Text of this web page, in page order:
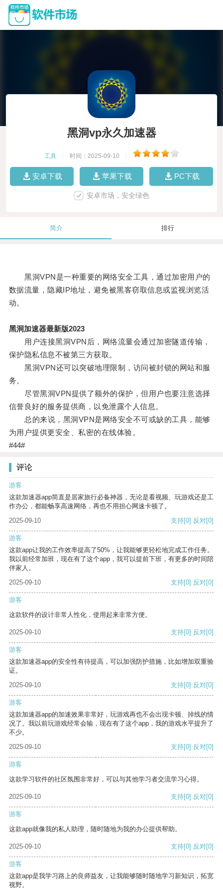
黑洞vp永久加速器
工具 时间：2025-09-10
安卓下载 苹果下载 PC下载
安卓市场，安全绿色
简介 排行
黑洞VPN是一种重要的网络安全工具，通过加密用户的
数据流量，隐藏IP地址，避免被黑客窃取信息或监视浏览活
动。
黑洞加速器最新版2023
用户连接黑洞VPN后，网络流量会通过加密隧道传输，
保护隐私信息不被第三方获取。
黑洞VPN还可以突破地理限制，访问被封锁的网站和服
务。
尽管黑洞VPN提供了额外的保护，但用户也要注意选择
信誉良好的服务提供商，以免泄露个人信息。
总的来说，黑洞VPN是网络安全不可或缺的工具，能够
为用户提供更安全、私密的在线体验。
#44#
评论
游客
这款加速器app简直是居家旅行必备神器，无论是看视频、玩游戏还是工
作办公，都能畅享高速网络，再也不用担心网速卡顿了。
2025-09-10
支持[0] 反对[0]
游客
这款app让我的工作效率提高了50%，让我能够更轻松地完成工作任务。
我以前经常加班，现在有了这个app，我可以提前下班，有更多的时间陪
伴家人。
2025-09-10
支持[0] 反对[0]
游客
这款软件的设计非常人性化，使用起来非常方便。
2025-09-10 支持[0] 反对[0]
游客
这款加速器app的安全性有待提高，可以加强防护措施，比如增加双重验
证。
2025-09-10
支持[0] 反对[0]
游客
这款加速器app的加速效果非常好，玩游戏再也不会出现卡顿、掉线的情
况了。我以前玩游戏经常会输，现在有了这个app，我的游戏水平提升了
不少。
2025-09-10
支持[0] 反对[0]
游客
这款学习软件的社区氛围非常好，可以与其他学习者交流学习心得。
2025-09-10 支持[0] 反对[0]
游客
这款app就像我的私人助理，随时随地为我的办公提供帮助。
2025-09-10 支持[0] 反对[0]
游客
这款app是我学习路上的良师益友，让我能够随时随地学习新知识，拓宽
视野。